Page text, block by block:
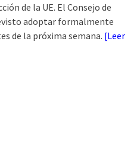
de la UE. El Consejo de
adoptar formalmente
de la próxima semana. [Leer